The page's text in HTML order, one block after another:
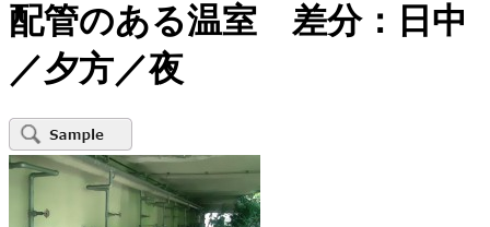
配管のある温室 差分：日中
／夕方／夜